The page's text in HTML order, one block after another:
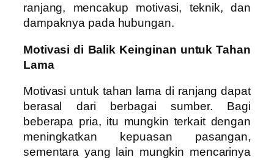
ranjang, mencakup motivasi, teknik, dan
dampaknya pada hubungan.
Motivasi di Balik Keinginan untuk Tahan
Lama
Motivasi untuk tahan lama di ranjang dapat
berasal dari berbagai sumber. Bagi
beberapa pria, itu mungkin terkait dengan
meningkatkan kepuasan pasangan,
sementara yang lain mungkin mencarinya